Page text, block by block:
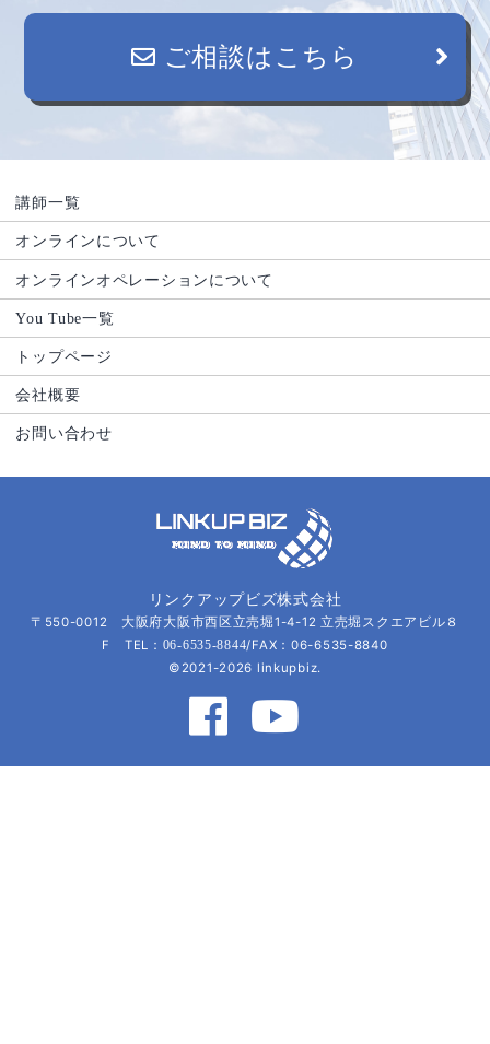
ご相談はこちら
講師一覧
オンラインについて
オンラインオペレーションについて
You Tube一覧
トップページ
会社概要
お問い合わせ
リンクアップビズ株式会社
〒550-0012 大阪府大阪市西区立売堀1-4-12 立売堀スクエアビル８
F TEL： 06-6535-8844/FAX：06-6535-8840
©2021-2026 linkupbiz.